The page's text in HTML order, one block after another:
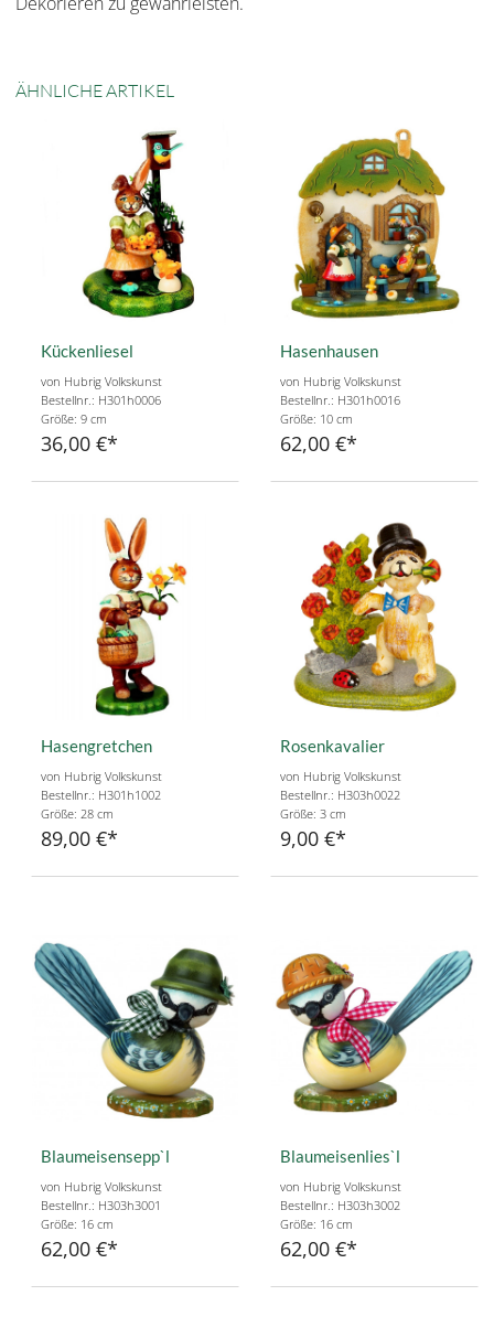
ÄHNLICHE ARTIKEL
Kückenliesel
von Hubrig Volkskunst
Bestellnr.: H301h0006
Größe: 9 cm
36,00 €
Hasenhausen
von Hubrig Volkskunst
Bestellnr.: H301h0016
Größe: 10 cm
62,00 €
Hasengretchen
von Hubrig Volkskunst
Bestellnr.: H301h1002
Größe: 28 cm
89,00 €
Rosenkavalier
von Hubrig Volkskunst
Bestellnr.: H303h0022
Größe: 3 cm
9,00 €
Blaumeisensepp`l
von Hubrig Volkskunst
Bestellnr.: H303h3001
Größe: 16 cm
62,00 €
Blaumeisenlies`l
von Hubrig Volkskunst
Bestellnr.: H303h3002
Größe: 16 cm
62,00 €